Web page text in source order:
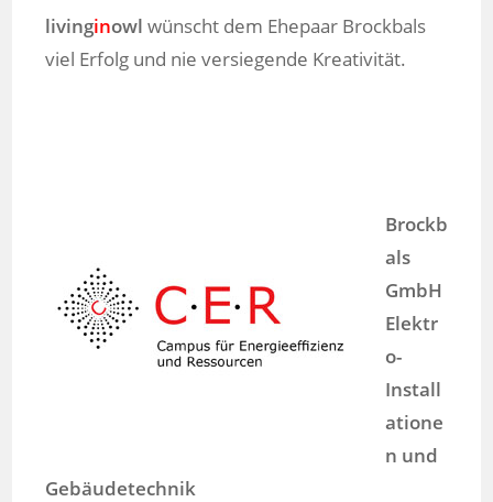
livinginowl wünscht dem Ehepaar Brockbals
viel Erfolg und nie versiegende Kreativität.
Brockb
als
GmbH
Elektr
o-
Install
atione
n und
Gebäudetechnik